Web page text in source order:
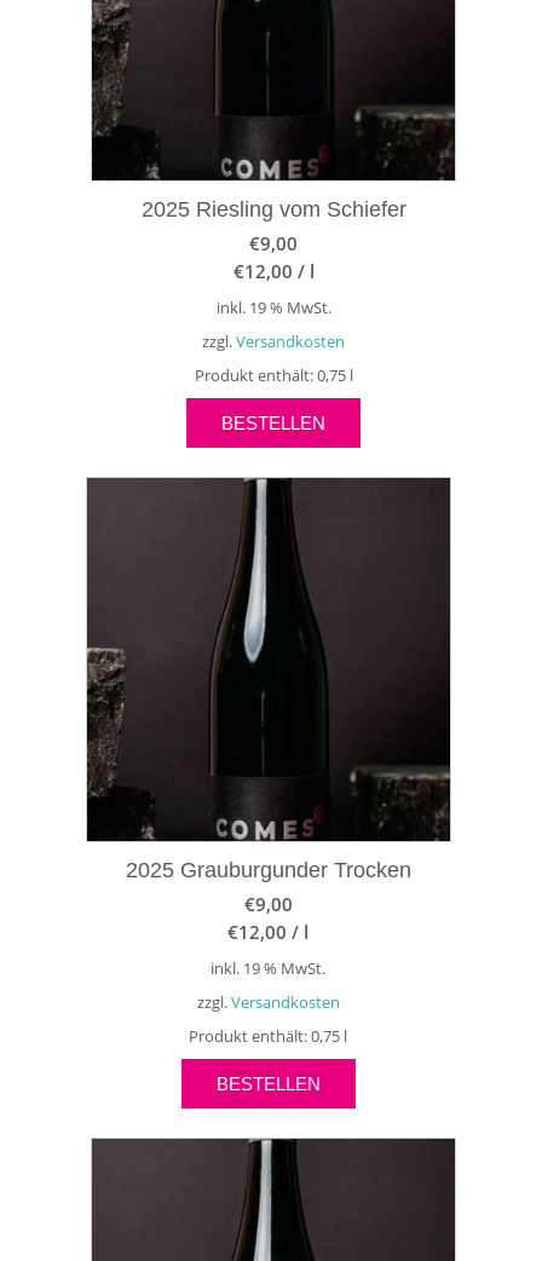
2025 Riesling vom Schiefer
€9,00
€12,00 / l
inkl. 19 % MwSt.
zzgl.Versandkosten
Produkt enthält: 0,75 l
BESTELLEN
2025 Grauburgunder Trocken
€9,00
€12,00 / l
inkl. 19 % MwSt.
zzgl.Versandkosten
Produkt enthält: 0,75 l
BESTELLEN